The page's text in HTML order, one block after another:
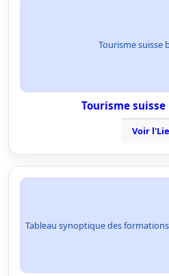
Tourisme suisse
Tourisme
Voir
Tableau synoptique des